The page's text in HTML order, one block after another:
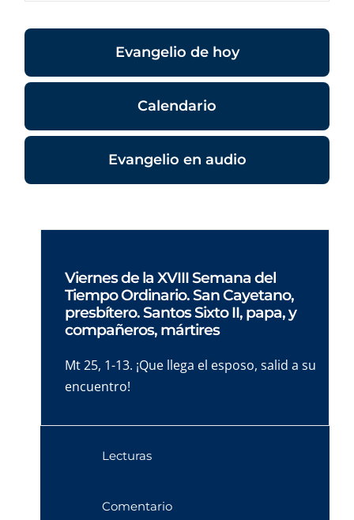
Evangelio de hoy
Calendario
Evangelio en audio
Viernes de la XVIII Semana del
Tiempo Ordinario. San Cayetano,
presbítero. Santos Sixto II, papa, y
compañeros, mártires
Mt 25, 1-13. ¡Que llega el esposo, salid a su
encuentro!
Lecturas
Comentario